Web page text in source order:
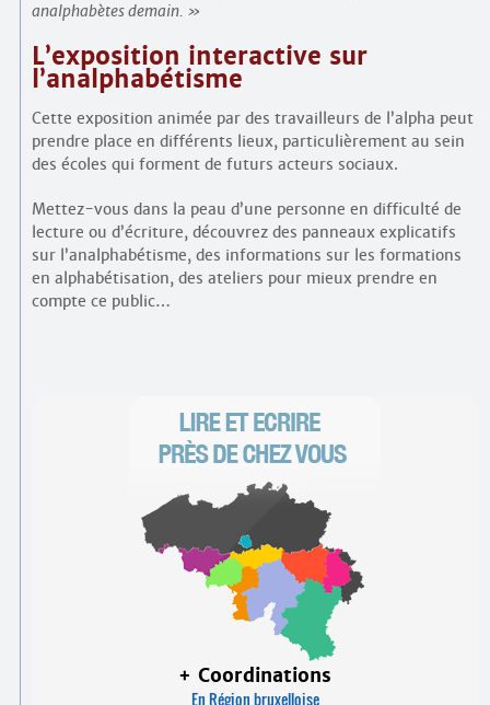
analphabètes demain.
L’exposition interactive sur
l’analphabétisme
Cette exposition animée par des travailleurs de l’alpha peut
prendre place en différents lieux, particulièrement au sein
des écoles qui forment de futurs acteurs sociaux.
Mettez-vous dans la peau d’une personne en difficulté de
lecture ou d’écriture, découvrez des panneaux explicatifs
sur l’analphabétisme, des informations sur les formations
en alphabétisation, des ateliers pour mieux prendre en
compte ce public…
+ Coordinations
En Région bruxelloise